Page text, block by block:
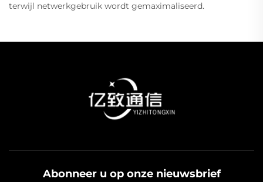
terwijl netwerkgebruik wordt gemaximaliseerd.
Abonneer u op onze nieuwsbrief